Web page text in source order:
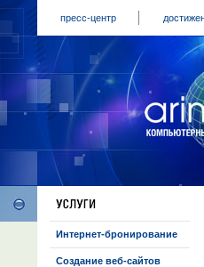
пресс-центр
Интернет-бронирование
Создание веб-сайтов